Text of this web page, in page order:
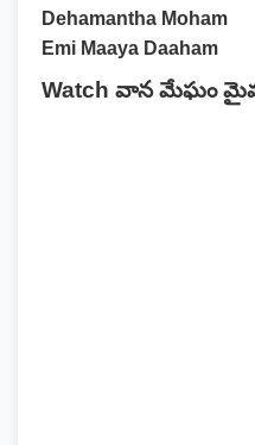
Dehamantha Moham
Emi Maaya Daaham
Watch వాన మేఘం